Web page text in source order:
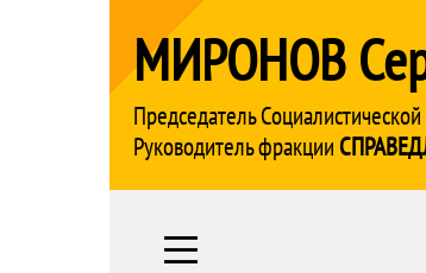
МИРОНОВ
Председатель
Руководитель фракции